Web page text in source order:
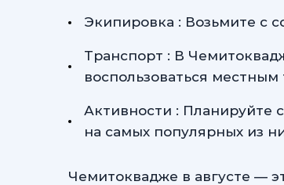
Экипировка : Возьмите с
Транспорт : В
воспользоваться
Активности : Планируйте
на самых популярных из
Чемитоквадже в августе —